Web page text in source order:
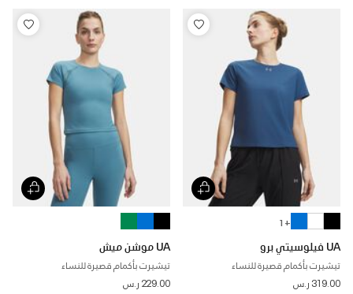
+ 1
UA فيلوسيتي برو
تيشيرت بأكمام قصيرة للنساء
319.00 ر.س
UA موشن ميش
تيشيرت بأكمام قصيرة للنساء
229.00 ر.س